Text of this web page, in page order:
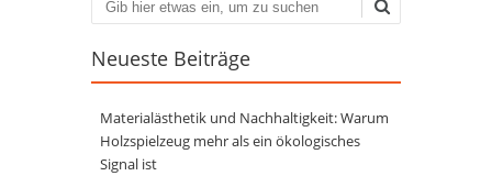
Suchen
Neueste Beiträge
Materialästhetik und Nachhaltigkeit: Warum
Holzspielzeug mehr als ein ökologisches
Signal ist